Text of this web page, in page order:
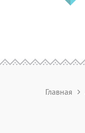
Главная